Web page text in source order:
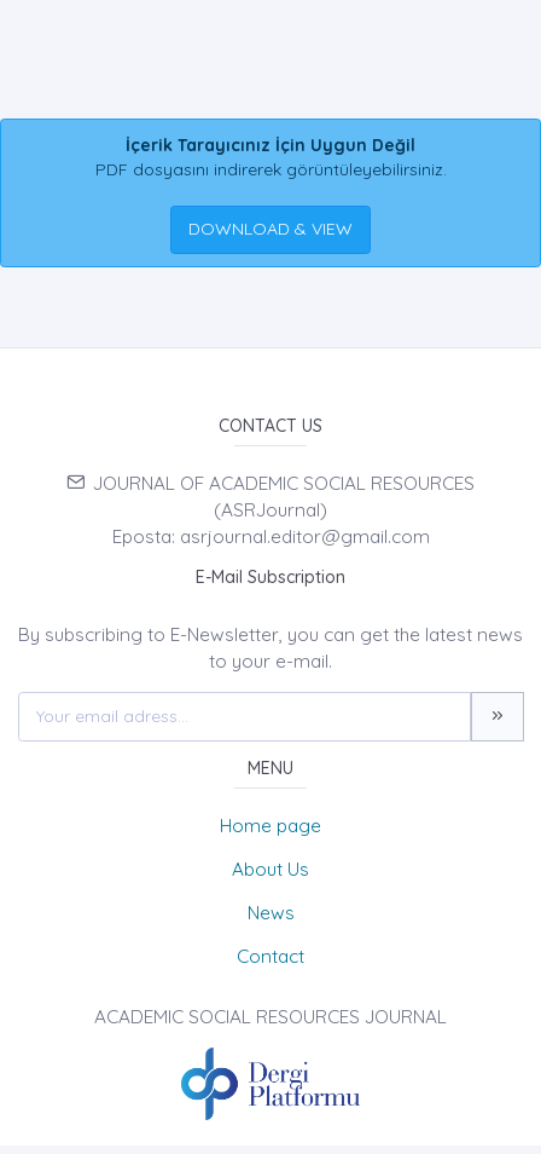
İçerik Tarayıcınız İçin Uygun Değil
PDF dosyasını indirerek görüntüleyebilirsiniz.
DOWNLOAD & VIEW
CONTACT US
JOURNAL OF ACADEMIC SOCIAL RESOURCES
(ASRJournal)
Eposta: asrjournal.editor@gmail.com
E-Mail Subscription
By subscribing to E-Newsletter, you can get the latest news
to your e-mail.
MENU
Home page
About Us
News
Contact
ACADEMIC SOCIAL RESOURCES JOURNAL